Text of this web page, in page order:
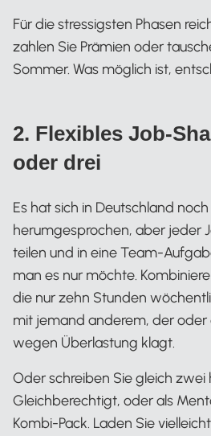
Für die stressigsten Phasen
zahlen Sie Prämien oder
Sommer. Was möglich ist,
2. Flexibles Job-
oder drei
Es hat sich in Deutschland
herumgesprochen, aber jeder
teilen und in eine Team-
man es nur möchte.
die nur zehn Stunden
mit jemand anderem, der oder
wegen Überlastung klagt.
Oder schreiben Sie gleich zwei
Gleichberechtigt, oder als
Kombi-Pack. Laden Sie